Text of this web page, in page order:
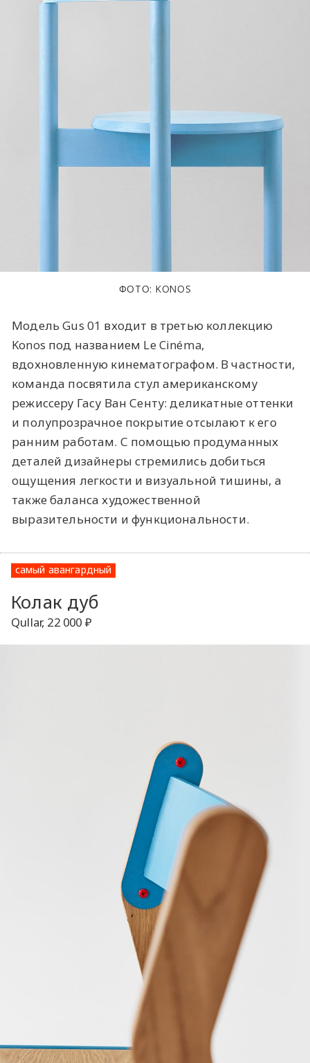
ФОТО: KONOS
Модель Gus 01 входит в третью коллекцию
Konos под названием Le Cinéma,
вдохновленную кинематографом. В частности,
команда посвятила стул американскому
режиссеру Гасу Ван Сенту: деликатные оттенки
и полупрозрачное покрытие отсылают к его
ранним работам. С помощью продуманных
деталей дизайнеры стремились добиться
ощущения легкости и визуальной тишины, а
также баланса художественной
выразительности и функциональности.
самый авангардный
Колак дуб
Qullar, 22 000 ₽